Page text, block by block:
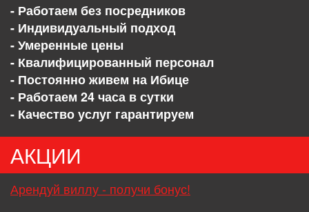
- Работаем без посредников
- Индивидуальный подход
- Умеренные цены
- Квалифицированный персонал
- Постоянно живем на Ибице
- Работаем 24 часа в сутки
- Качество услуг гарантируем
АКЦИИ
Арендуй виллу - получи бонус!